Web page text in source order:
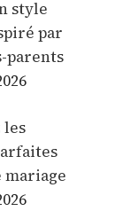
style
par
parents
les